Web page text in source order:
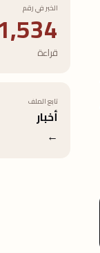
الخبر في رقم
قراءة
تابع الملف
أخبار
←